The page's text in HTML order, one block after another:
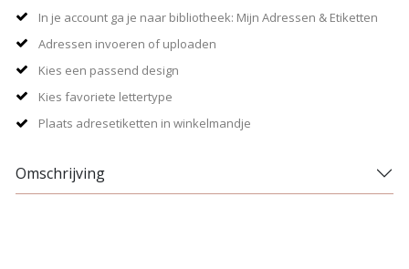
In je account ga je naar bibliotheek: Mijn Adressen & Etiketten
Adressen invoeren of uploaden
Kies een passend design
Kies favoriete lettertype
Plaats adresetiketten in winkelmandje
Omschrijving